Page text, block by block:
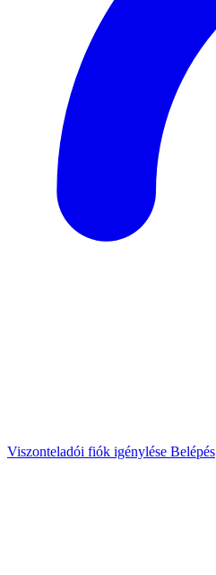
Viszonteladói fiók igénylése Belépés